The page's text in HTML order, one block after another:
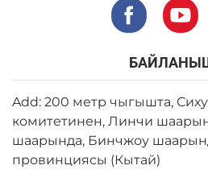
Add: 200 метр чыгышта,
комитетинен, Линчи
шаарында, Бинчжоу
провинциясы (Кытай)